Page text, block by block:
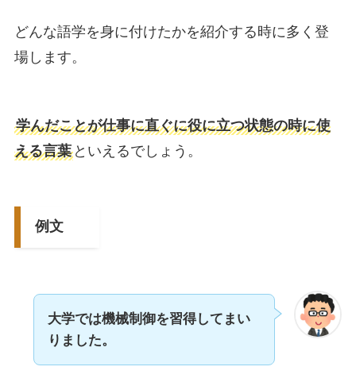
どんな語学を身に付けたかを紹介する時に多く登
場します。
学んだことが仕事に直ぐに役に立つ状態の時に使
える言葉といえるでしょう。
例文
大学では機械制御を習得してまい
りました。